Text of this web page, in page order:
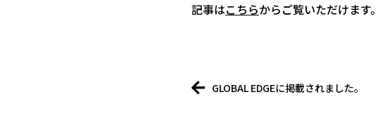
記事はこちらからご覧いただけます。
GLOBAL EDGEに掲載されました。